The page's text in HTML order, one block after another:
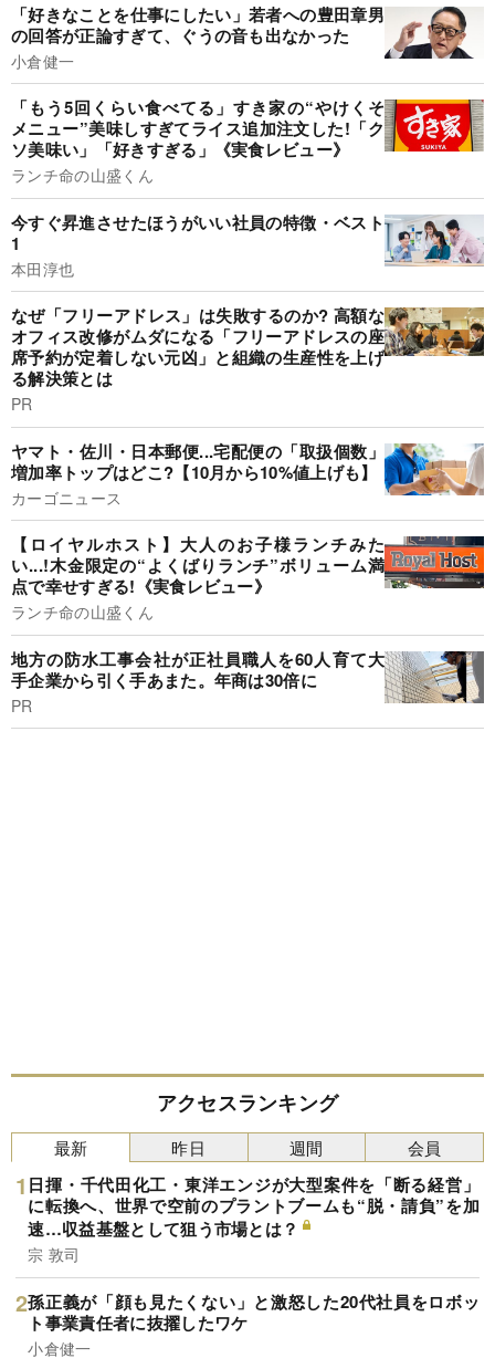
「好きなことを仕事にしたい」若者への豊田章男
の回答が正論すぎて、ぐうの音も出なかった
小倉健一
「もう5回くらい食べてる」すき家の“やけくそ
メニュー”美味しすぎてライス追加注文した!「ク
ソ美味い」「好きすぎる」《実食レビュー》
ランチ命の山盛くん
今すぐ昇進させたほうがいい社員の特徴・ベスト
1
本田淳也
なぜ「フリーアドレス」は失敗するのか? 高額な
オフィス改修がムダになる「フリーアドレスの座
席予約が定着しない元凶」と組織の生産性を上げ
る解決策とは
PR
ヤマト・佐川・日本郵便...宅配便の「取扱個数」
増加率トップはどこ?【10月から10%値上げも】
カーゴニュース
【ロイヤルホスト】大人のお子様ランチみた
い...!木金限定の“よくばりランチ”ボリューム満
点で幸せすぎる!《実食レビュー》
ランチ命の山盛くん
地方の防水工事会社が正社員職人を60人育て大
手企業から引く手あまた。年商は30倍に
PR
アクセスランキング
最新
日揮・千代田化工・東洋エンジが大型案件を「断る経営」
に転換へ、世界で空前のプラントブームも“脱・請負”を加
速…収益基盤として狙う市場とは？
宗 敦司
孫正義が「顔も見たくない」と激怒した20代社員をロボッ
ト事業責任者に抜擢したワケ
小倉健一
昨日 週間 会員